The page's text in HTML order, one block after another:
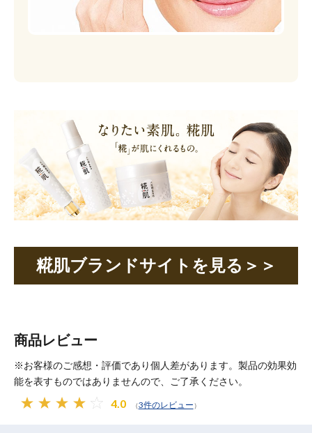
糀肌ブランドサイトを見る＞＞
商品レビュー
※お客様のご感想・評価であり個人差があります。製品の効果効
能を表すものではありませんので、ご了承ください。
4.0 （3件のレビュー）